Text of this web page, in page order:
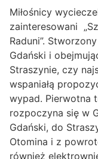
Miłośnicy
zainteresowani
Raduni”.
Gdański i
Straszynie, czy
wspaniałą
wypad. Pierwotna
rozpoczyna się w
Gdański, do
Otomina i z
również